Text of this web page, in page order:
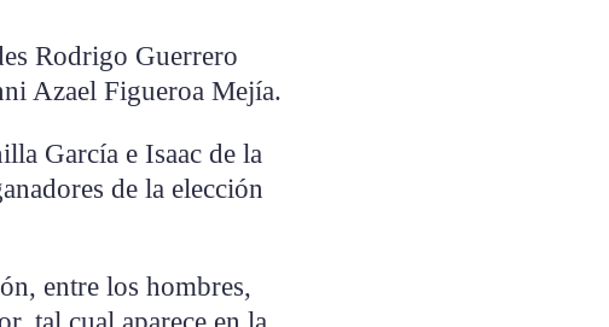
Rodrigo Guerrero
Azael Figueroa Mejía.
García e Isaac de la
de la elección
entre los hombres,